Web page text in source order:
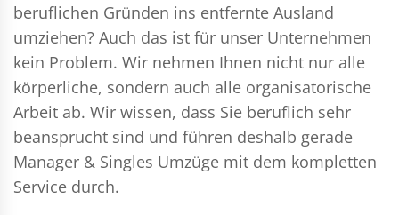
beruflichen Gründen ins entfernte Ausland
umziehen? Auch das ist für unser Unternehmen
kein Problem. Wir nehmen Ihnen nicht nur alle
körperliche, sondern auch alle organisatorische
Arbeit ab. Wir wissen, dass Sie beruflich sehr
beansprucht sind und führen deshalb gerade
Manager & Singles Umzüge mit dem kompletten
Service durch.